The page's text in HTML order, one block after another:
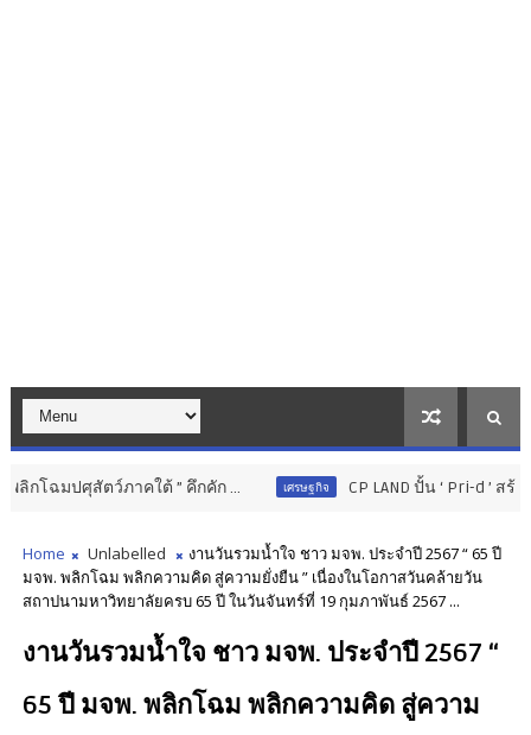
าคใต้ ” คึกคัก ... เศรษฐกิจ CP LAND ปั้น ‘ Pri-d ’ สร้าง Customer
Home Unlabelled
งานวันรวมน้ำใจ ชาว มจพ. ประจำปี 2567 “ 65 ปี
มจพ. พลิกโฉม พลิกความคิด สู่ความยั่งยืน ” เนื่องในโอกาสวันคล้ายวัน
สถาปนามหาวิทยาลัยครบ 65 ปี ในวันจันทร์ที่ 19 กุมภาพันธ์ 2567 ...
งานวันรวมน้ำใจ ชาว มจพ. ประจำปี 2567 “
65 ปี มจพ. พลิกโฉม พลิกความคิด สู่ความ